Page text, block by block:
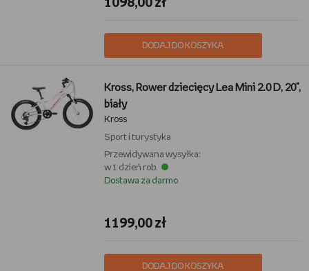
1098,00 zł
DODAJ DO KOSZYKA
Kross, Rower dziecięcy Lea Mini 2.0 D, 20",
biały
Kross
Sport i turystyka
Przewidywana wysyłka:
w 1 dzień rob.
Dostawa za darmo
1199,00 zł
DODAJ DO KOSZYKA